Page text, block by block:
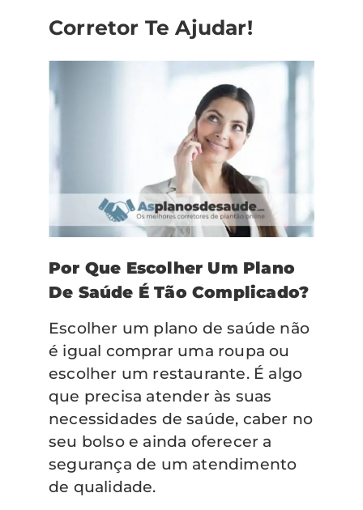
Corretor Te Ajudar!
Por Que Escolher Um Plano
De Saúde É Tão Complicado?
Escolher um plano de saúde não
é igual comprar uma roupa ou
escolher um restaurante. É algo
que precisa atender às suas
necessidades de saúde, caber no
seu bolso e ainda oferecer a
segurança de um atendimento
de qualidade.